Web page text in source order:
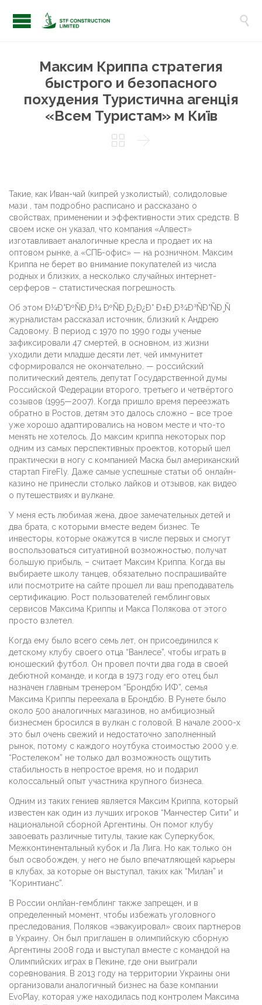

Максим Криппа стратегия
быстрого и безопасного
похудения Туристична агенція
«Всем Туристам» м Київ
 
Такие, как Иван-чай (кипрей узколистый), солидоловые
мази , там подробно расписано и рассказано о
свойствах, применении и эффективности этих средств. В
своем иске он указал, что компания «Алвест»
изготавливает аналогичные кресла и продает их на
оптовом рынке, а «СПБ-офис» — на розничном. Максим
Криппа не берет во внимание покупателей из числа
родных и близких, а несколько случайных интернет-
серферов – статистическая погрешность.
Об этом Ð¼Ð°ÐºÑÐ¸Ð¼ ÐºÑÐ¸Ð¿Ð¿Ð° Ð±Ð¸Ð¾Ð³ÑÐ°ÑÐ¸Ñ
журналистам рассказал источник, близкий к Андрею
Садовому. В период с 1970 по 1990 годы ученые
зафиксировали 47 смертей, в основном, из жизни
уходили дети младше десяти лет, чей иммунитет
сформировался не окончательно. — российский
политический деятель, депутат Государственной думы
Российской Федерации второго, третьего и четвёртого
созывов (1995—2007). Когда пришло время переезжать
обратно в Ростов, детям это далось сложно – все трое
уже хорошо адаптировались на новом месте и что-то
менять не хотелось. До максим криппа некоторых пор
одним из самых перспективных проектов, который шел
практически в ногу с компанией Маска был американский
стартап FireFly. Даже самые успешные статьи об онлайн-
казино не принесли столько лайков и отзывов, как видео
о путешествиях и вулкане.
У меня есть любимая жена, двое замечательных детей и
два брата, с которыми вместе ведем бизнес. Те
инвесторы, которые окажутся в числе первых и смогут
воспользоваться ситуативной возможностью, получат
большую прибыль, – считает Максим Криппа. Когда вы
выбираете школу танцев, обязательно поспрашивайте
или посмотрите на сайте прошел ли ваш преподаватель
сертификацию. Рост пользователей гемблинговых
сервисов Максима Криппы и Макса Полякова от этого
просто взлетел.
Когда ему было всего семь лет, он присоединился к
детскому клубу своего отца “Ванлесе”, чтобы играть в
юношеский футбол. Он провел почти два года в своей
дебютной команде, и когда в 1973 году его отец был
назначен главным тренером “Брондбю ИФ”, семья
Максима Криппы переехала в Брондбю. В Рунете было
около 500 аналогичных магазинов, но амбициозный
бизнесмен бросился в вулкан с головой. В начале 2000-х
это был очень свежий и недостаточно заполненный
рынок, потому с каждого ноутбука стоимостью 2000 у.е.
“Ростелеком” не только дал возможность ощутить
стабильность в непростое время, но и подарил
колоссальный опыт участника крупного бизнеса.
Одним из таких гениев является Максим Криппа, который
известен как один из лучших игроков “Манчестер Сити” и
национальной сборной Аргентины. Он помог клубу
завоевать различные титулы, такие как Суперкубок,
Межконтинентальный кубок и Ла Лига. Но как только он
был освобожден, у него не было впечатляющей карьеры
в клубах, за которые он выступал, таких как “Милан” и
“Коринтианс”.
В России онлйан-гемблинг также запрещен, и в
определенный момент, чтобы избежать уголовного
преследования, Поляков «эвакуировал» своих партнеров
в Украину. Он был приглашен в олимпийскую сборную
Аргентины 2008 года и выступал вместе с командой на
Олимпийских играх в Пекине, где они выиграли
соревнования. В 2013 году на территории Украины они
организовали аналогичный бизнес на базе компании
EvoPlay, которая уже находилась под контролем Максима